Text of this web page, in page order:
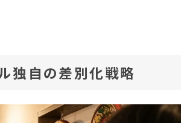
独自の差別化戦略